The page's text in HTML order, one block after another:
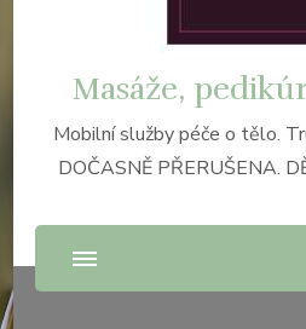
Masáže,
Mobilní služby péče o tělo.
DOČASNĚ PŘERUŠENA.